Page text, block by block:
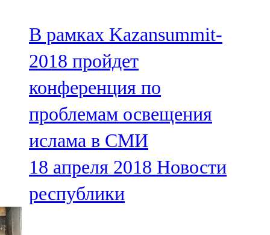
Нурлат
104,7 FM
Олы Әтнә
71,42 FM
Сарман
107,8 FM
Теләче
В рамках Kazansummit-
2018 пройдет
конференция по
проблемам освещения
ислама в СМИ
18 апреля 2018 Новости
республики